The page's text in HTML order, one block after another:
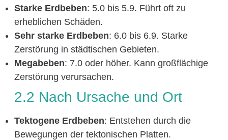
Starke Erdbeben: 5.0 bis 5.9. Führt oft zu
erheblichen Schäden.
Sehr starke Erdbeben: 6.0 bis 6.9. Starke
Zerstörung in städtischen Gebieten.
Megabeben: 7.0 oder höher. Kann großflächige
Zerstörung verursachen.
2.2 Nach Ursache und Ort
Tektogene Erdbeben: Entstehen durch die
Bewegungen der tektonischen Platten.